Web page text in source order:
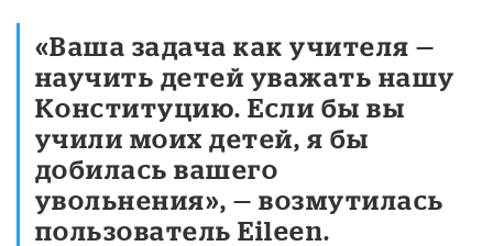
«Ваша задача как учителя —
научить детей уважать нашу
Конституцию. Если бы вы
учили моих детей, я бы
добилась вашего
увольнения», — возмутилась
пользователь Eileen.